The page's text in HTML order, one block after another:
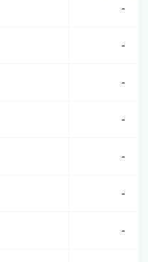
-
-
-
-
-
-
-